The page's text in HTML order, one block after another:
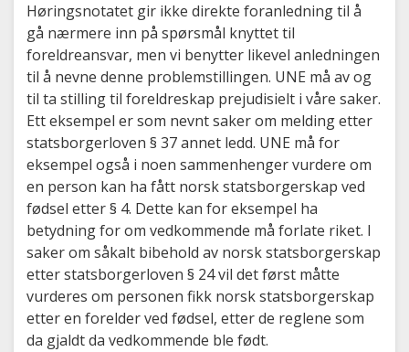
Høringsnotatet gir ikke direkte foranledning til å
gå nærmere inn på spørsmål knyttet til
foreldreansvar, men vi benytter likevel anledningen
til å nevne denne problemstillingen. UNE må av og
til ta stilling til foreldreskap prejudisielt i våre saker.
Ett eksempel er som nevnt saker om melding etter
statsborgerloven § 37 annet ledd. UNE må for
eksempel også i noen sammenhenger vurdere om
en person kan ha fått norsk statsborgerskap ved
fødsel etter § 4. Dette kan for eksempel ha
betydning for om vedkommende må forlate riket. I
saker om såkalt bibehold av norsk statsborgerskap
etter statsborgerloven § 24 vil det først måtte
vurderes om personen fikk norsk statsborgerskap
etter en forelder ved fødsel, etter de reglene som
da gjaldt da vedkommende ble født.